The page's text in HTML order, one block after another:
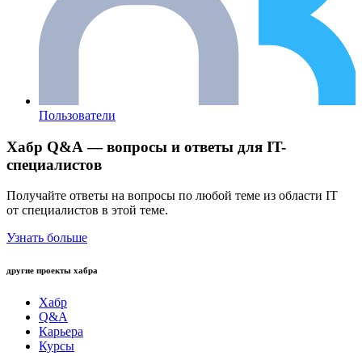
Пользователи
Хабр Q&A — вопросы и ответы для IT-
специалистов
Получайте ответы на вопросы по любой теме из области IT
от специалистов в этой теме.
Узнать больше
другие проекты хабра
Хабр
Q&A
Карьера
Курсы